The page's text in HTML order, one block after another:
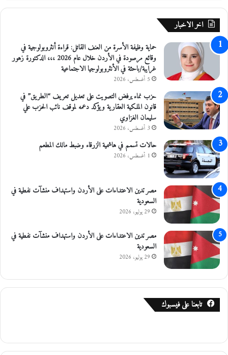
ث
ت
ا
د
ي
ا
ل
ع
ا
ص
م
ة
اخر الاخبار
حماية وظيفة الأسرة من العنف القاتل: قراءة أنثروبولوجية في
وقائع مرصودة في الأردن خلال عام 2026 ،،، الدكتورة زهور
غرايبة/باحثة في الأنثروبولوجيا الاجتماعية
5 أغسطس، 2026
حزب نماء يرفض التصويت على تعديل تعريف “الطريق” في
قانون الملكية العقارية ويؤكد دعمه لموقف نائب الحزب علي
سليمان الغزاوي
3 أغسطس، 2026
حالات تسمم في هاشمية الزرقاء وضبط مالك المطعم
1 أغسطس، 2026
مصر تدين الاعتداءات على الأردن واستهداف منشآت نفطية في
السعودية
29 يوليو، 2026
مصر تدين الاعتداءات على الأردن واستهداف منشآت نفطية في
السعودية
29 يوليو، 2026
تابعنا على فيسبوك